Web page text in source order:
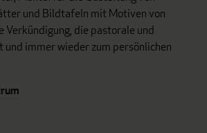
und Bildtafeln mit Motiven von
Verkündigung, die pastorale und
immer wieder zum persönlichen